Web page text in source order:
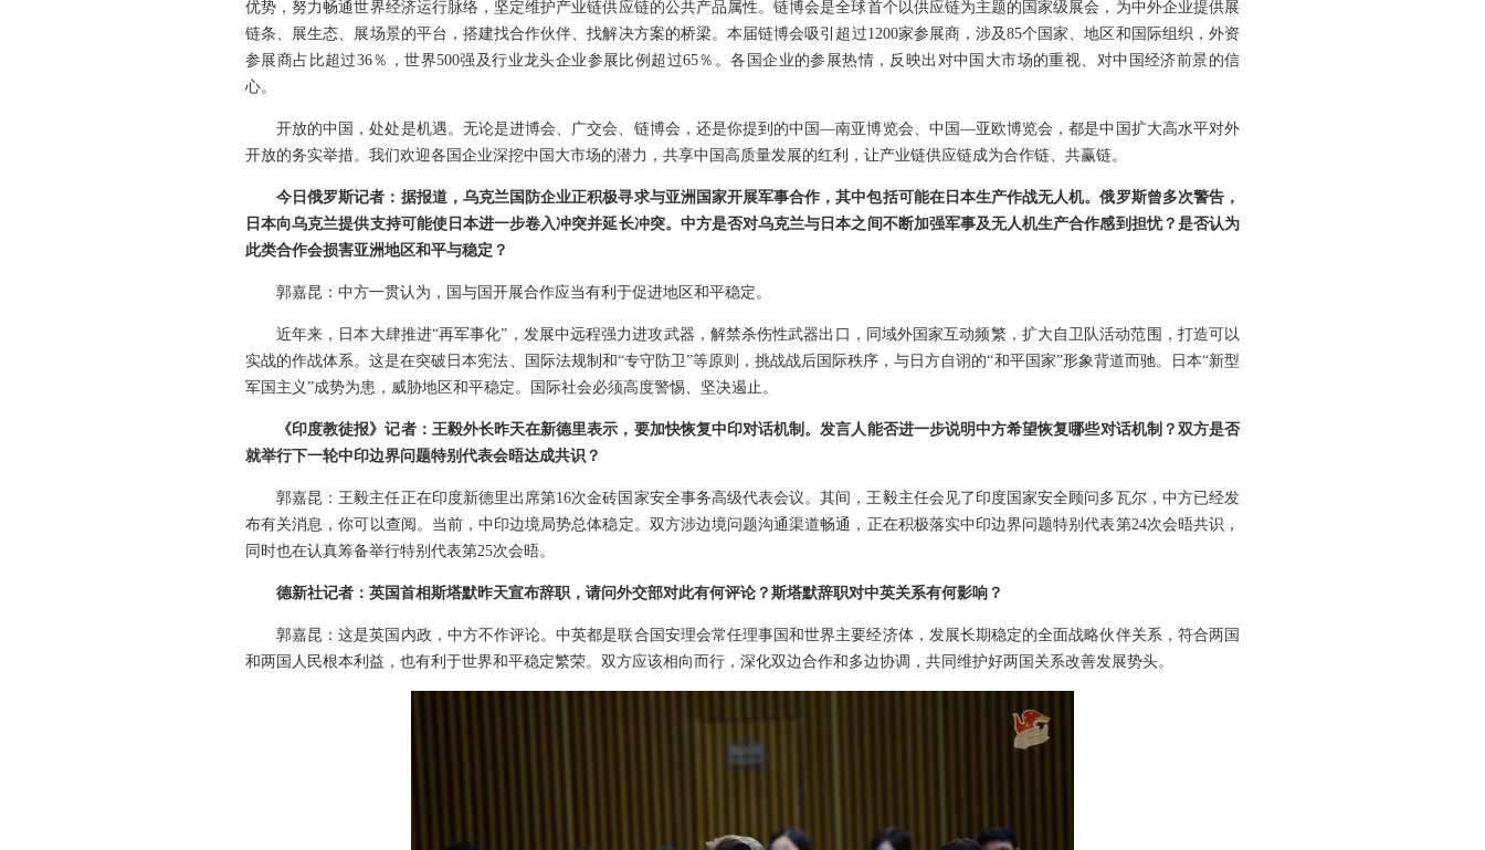
优势，努力畅通世界经济运行脉络，坚定维护产业链供应链的公共产品属性。链博会是全球首个以供应链为主题的国家级展会，为中外企业提供展
链条、展生态、展场景的平台，搭建找合作伙伴、找解决方案的桥梁。本届链博会吸引超过1200家参展商，涉及85个国家、地区和国际组织，外资
参展商占比超过36％，世界500强及行业龙头企业参展比例超过65％。各国企业的参展热情，反映出对中国大市场的重视、对中国经济前景的信
心。
开放的中国，处处是机遇。无论是进博会、广交会、链博会，还是你提到的中国—南亚博览会、中国—亚欧博览会，都是中国扩大高水平对外
开放的务实举措。我们欢迎各国企业深挖中国大市场的潜力，共享中国高质量发展的红利，让产业链供应链成为合作链、共赢链。
今日俄罗斯记者：据报道，乌克兰国防企业正积极寻求与亚洲国家开展军事合作，其中包括可能在日本生产作战无人机。俄罗斯曾多次警告，
日本向乌克兰提供支持可能使日本进一步卷入冲突并延长冲突。中方是否对乌克兰与日本之间不断加强军事及无人机生产合作感到担忧？是否认为
此类合作会损害亚洲地区和平与稳定？
郭嘉昆：中方一贯认为，国与国开展合作应当有利于促进地区和平稳定。
近年来，日本大肆推进“再军事化”，发展中远程强力进攻武器，解禁杀伤性武器出口，同域外国家互动频繁，扩大自卫队活动范围，打造可以
实战的作战体系。这是在突破日本宪法、国际法规制和“专守防卫”等原则，挑战战后国际秩序，与日方自诩的“和平国家”形象背道而驰。日本“新型
军国主义”成势为患，威胁地区和平稳定。国际社会必须高度警惕、坚决遏止。
《印度教徒报》记者：王毅外长昨天在新德里表示，要加快恢复中印对话机制。发言人能否进一步说明中方希望恢复哪些对话机制？双方是否
就举行下一轮中印边界问题特别代表会晤达成共识？
郭嘉昆：王毅主任正在印度新德里出席第16次金砖国家安全事务高级代表会议。其间，王毅主任会见了印度国家安全顾问多瓦尔，中方已经发
布有关消息，你可以查阅。当前，中印边境局势总体稳定。双方涉边境问题沟通渠道畅通，正在积极落实中印边界问题特别代表第24次会晤共识，
同时也在认真筹备举行特别代表第25次会晤。
德新社记者：英国首相斯塔默昨天宣布辞职，请问外交部对此有何评论？斯塔默辞职对中英关系有何影响？
郭嘉昆：这是英国内政，中方不作评论。中英都是联合国安理会常任理事国和世界主要经济体，发展长期稳定的全面战略伙伴关系，符合两国
和两国人民根本利益，也有利于世界和平稳定繁荣。双方应该相向而行，深化双边合作和多边协调，共同维护好两国关系改善发展势头。